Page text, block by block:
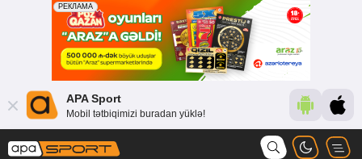
APA Sport
Mobil tətbiqimizi buradan yüklə!